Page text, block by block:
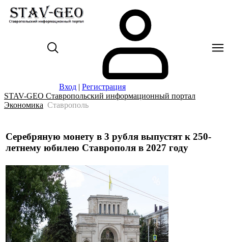
Вход | Регистрация
STAV-GEO Ставропольский информационный портал
Экономика Ставрополь
Серебряную монету в 3 рубля выпустят к 250-
летнему юбилею Ставрополя в 2027 году